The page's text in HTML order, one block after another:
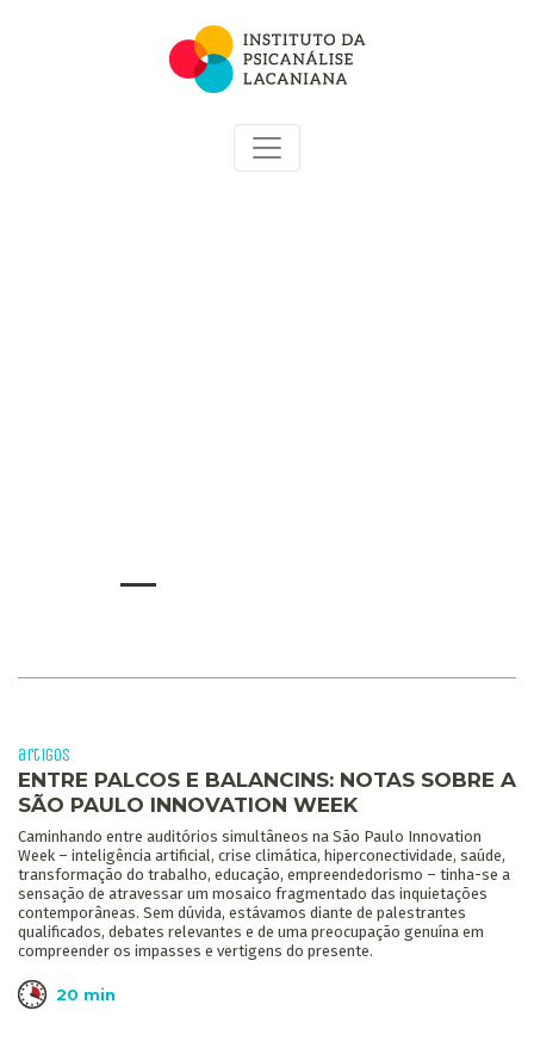
artigos
ENTRE PALCOS E BALANCINS: NOTAS SOBRE A
SÃO PAULO INNOVATION WEEK
Caminhando entre auditórios simultâneos na São Paulo Innovation
Week – inteligência artificial, crise climática, hiperconectividade, saúde,
transformação do trabalho, educação, empreendedorismo – tinha-se a
sensação de atravessar um mosaico fragmentado das inquietações
contemporâneas. Sem dúvida, estávamos diante de palestrantes
qualificados, debates relevantes e de uma preocupação genuína em
compreender os impasses e vertigens do presente.
20 min